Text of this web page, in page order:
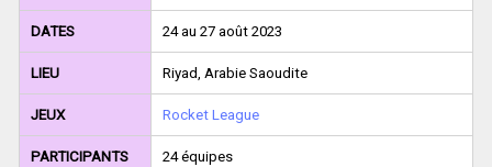
DATES 24 au 27 août 2023
LIEU Riyad, Arabie Saoudite
JEUX Rocket League
PARTICIPANTS 24 équipes